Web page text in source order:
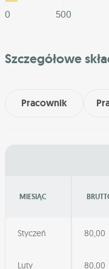
0
500
Szczegółowe
Pracownik
MIESIĄC
Styczeń 80,00
Luty 80,00